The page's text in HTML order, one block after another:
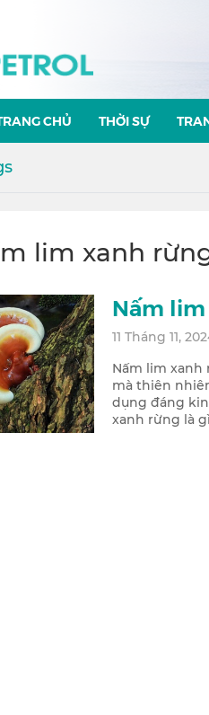
CHỦ THỜI SỰ
lim xanh
Nấm lim
11 Tháng 11,
Nấm lim
mà thiên
dụng đáng
xanh rừng là